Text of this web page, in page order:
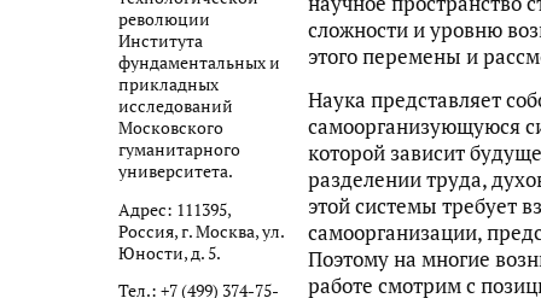
революции
Института
фундаментальных и
прикладных
исследований
Московского
гуманитарного
университета.
Адрес: 111395,
Россия, г. Москва, ул.
Юности, д. 5.
Тел.: +7 (499) 374-75-
сложности и уровню
этого перемены и
Наука представляет
самоорганизующуюся
которой зависит
разделении труда,
этой системы требует
самоорганизации,
Поэтому на многие
работе смотрим с